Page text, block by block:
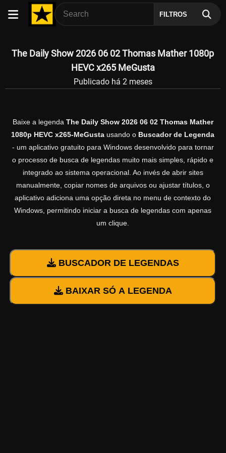
FILTROS
The Daily Show 2026 06 02 Thomas Mather 1080p
HEVC x265 MeGusta
Publicado há 2 meses
Baixe a legenda The Daily Show 2026 06 02 Thomas Mather
1080p HEVC x265-MeGusta usando o Buscador de Legenda
- um aplicativo gratuito para Windows desenvolvido para tornar
o processo de busca de legendas muito mais simples, rápido e
integrado ao sistema operacional. Ao invés de abrir sites
manualmente, copiar nomes de arquivos ou ajustar títulos, o
aplicativo adiciona uma opção direta no menu de contexto do
Windows, permitindo iniciar a busca de legendas com apenas
um clique.
BUSCADOR DE LEGENDAS
BAIXAR SÓ A LEGENDA